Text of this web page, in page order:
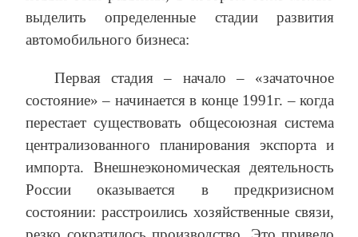
выделить определенные стадии развития
автомобильного бизнеса:
Первая стадия – начало – «зачаточное
состояние» – начинается в конце 1991г. – когда
перестает существовать общесоюзная система
централизованного планирования экспорта и
импорта. Внешнеэкономическая деятельность
России оказывается в предкризисном
состоянии: расстроились хозяйственные связи,